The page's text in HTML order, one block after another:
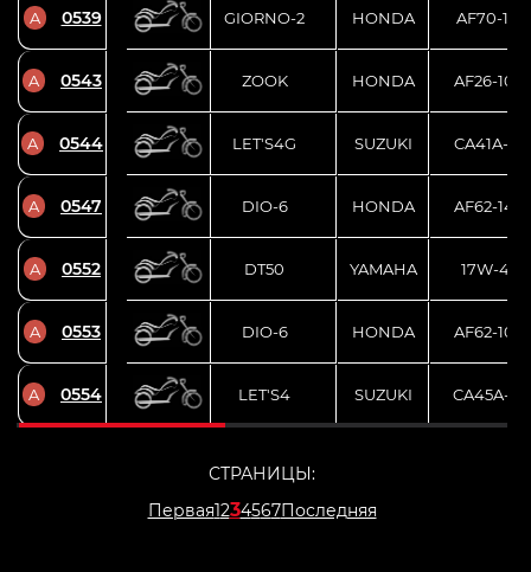
A 0539 GIORNO-2 HONDA AF70-1110
A 0543 ZOOK HONDA AF26-
A 0544 LET'S4G SUZUKI CA41A-
A 0547 DIO-6 HONDA AF62-
A 0552 DT50 YAMAHA 17W-457
A 0553 DIO-6 HONDA AF62-
A 0554 LET'S4 SUZUKI CA45A-
СТРАНИЦЫ:
Первая1234567Последняя